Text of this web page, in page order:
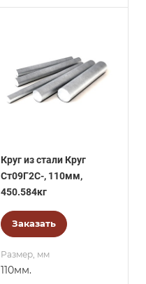
Круг из стали Круг
Ст09Г2С-, 110мм,
450.584кг
Заказать
Размер, мм
110мм.